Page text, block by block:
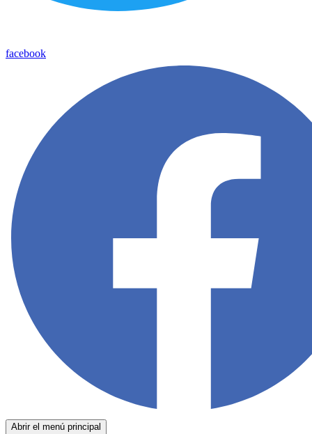
facebook
Abrir el menú principal